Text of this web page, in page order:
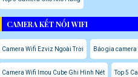
CAMERA KẾT NỐI WIFI
Camera Wifi Ezviz Ngoài Trời Báo gia
Camera Wifi Imou Cube Ghi Hình Nét Top 5